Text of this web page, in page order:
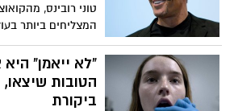
שמונת החודשים
לשמחתי הרבה
טוני רובינס,
המצליחים ביותר
ולמי שלא יכול
שקלים לכרטיס, ניתן
בראיונות בישראל
"לא ייאמן"
הטובות
ביקורת